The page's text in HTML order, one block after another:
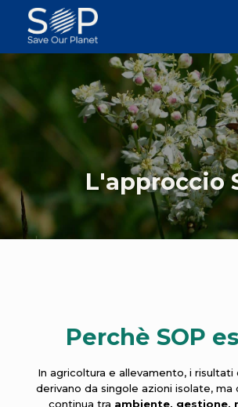
contenuto
L'approccio
Perchè SOP
In agricoltura e allevamento, i risultati
derivano da singole azioni isolate, ma
continua tra ambiente, gestione,